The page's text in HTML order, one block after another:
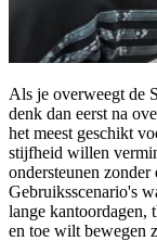
Als je overweegt de
denk dan eerst na
het meest geschikt
stijfheid willen
ondersteunen
Gebruiksscenario's
lange
en toe wilt bewegen